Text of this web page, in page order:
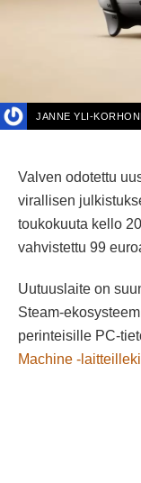
JANNE YLI-
Valven odotettu
virallisen
toukokuuta kello
vahvistettu 99
Uutuuslaite on
Steam-
perinteisille PC-
Machine -